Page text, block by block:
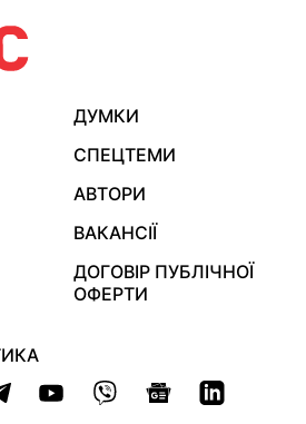
ДУМКИ
СПЕЦТЕМИ
АВТОРИ
ВАКАНСІЇ
ДОГОВІР ПУБЛІЧНОЇ
ОФЕРТИ